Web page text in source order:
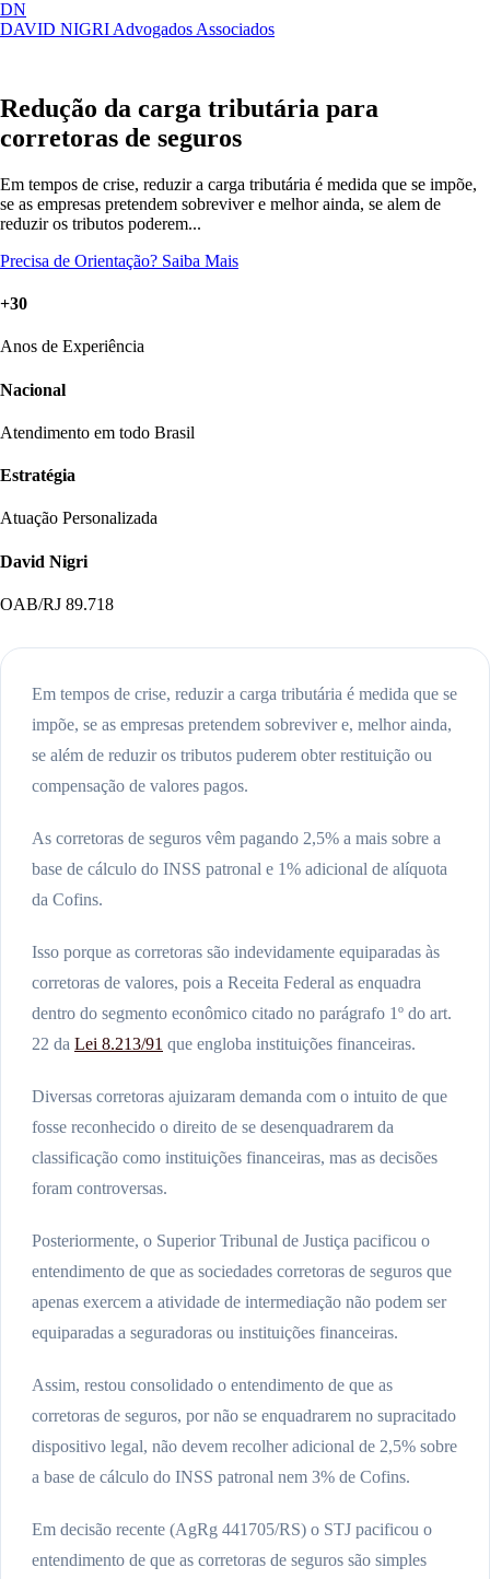
DN
DAVID NIGRI Advogados Associados
Artigos, sentenças, áreas de atuação,
Redução da carga tributária para
corretoras de seguros
Em tempos de crise, reduzir a carga tributária é medida que se impõe,
se as empresas pretendem sobreviver e melhor ainda, se alem de
reduzir os tributos poderem...
Precisa de Orientação? Saiba Mais
+30
Anos de Experiência
Nacional
Atendimento em todo Brasil
Estratégia
Atuação Personalizada
David Nigri
OAB/RJ 89.718
Em tempos de crise, reduzir a carga tributária é medida que se
impõe, se as empresas pretendem sobreviver e, melhor ainda,
se além de reduzir os tributos puderem obter restituição ou
compensação de valores pagos.
As corretoras de seguros vêm pagando 2,5% a mais sobre a
base de cálculo do INSS patronal e 1% adicional de alíquota
da Cofins.
Isso porque as corretoras são indevidamente equiparadas às
corretoras de valores, pois a Receita Federal as enquadra
dentro do segmento econômico citado no parágrafo 1º do art.
22 da Lei 8.213/91 que engloba instituições financeiras.
Diversas corretoras ajuizaram demanda com o intuito de que
fosse reconhecido o direito de se desenquadrarem da
classificação como instituições financeiras, mas as decisões
foram controversas.
Posteriormente, o Superior Tribunal de Justiça pacificou o
entendimento de que as sociedades corretoras de seguros que
apenas exercem a atividade de intermediação não podem ser
equiparadas a seguradoras ou instituições financeiras.
Assim, restou consolidado o entendimento de que as
corretoras de seguros, por não se enquadrarem no supracitado
dispositivo legal, não devem recolher adicional de 2,5% sobre
a base de cálculo do INSS patronal nem 3% de Cofins.
Em decisão recente (AgRg 441705/RS) o STJ pacificou o
entendimento de que as corretoras de seguros são simples